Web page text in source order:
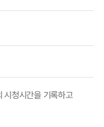
시청시간을 기록하고